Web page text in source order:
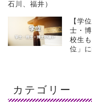
石川、福井）
【学
士・
校生
位」
カテゴリー